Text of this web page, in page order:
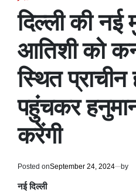
IN
दिल्ली की नई
आतिशी को
स्थित प्राचीन
पहुंचकर
करेंगी
Posted onSeptember 24, 2024 by
नई दिल्ली